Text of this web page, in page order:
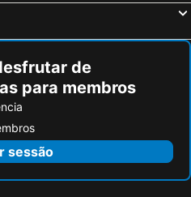
de
para membros
sessão